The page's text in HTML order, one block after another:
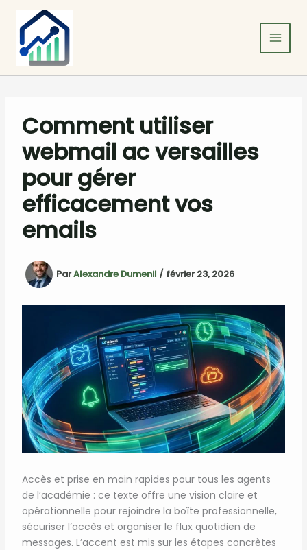
contenu
Comment utiliser
webmail ac versailles
pour gérer
efficacement vos
emails
ParAlexandre Dumenil / février 23, 2026
Accès et prise en main rapides pour tous les agents
de l’académie : ce texte offre une vision claire et
opérationnelle pour rejoindre la boîte professionnelle,
sécuriser l’accès et organiser le flux quotidien de
messages. L’accent est mis sur les étapes concrètes